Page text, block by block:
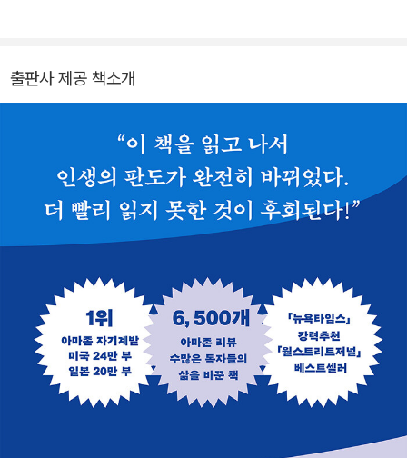
출판사 제공 책소개